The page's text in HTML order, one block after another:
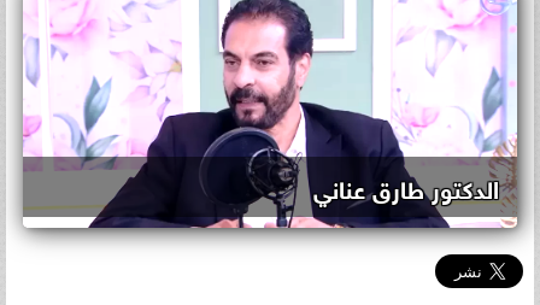
الدكتور طارق عناني